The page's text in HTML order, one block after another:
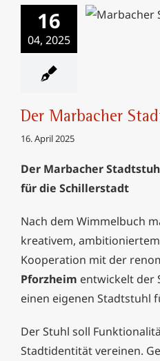
16
04, 2025
Der
Der Marbacher
16. April 2025
Der Marbacher
für die Schillerstadt
Nach dem Wimmelbuch
kreativem,
Kooperation mit der
Pforzheim entwickelt der
einen eigenen Stadtstuhl
Der Stuhl soll
Stadtidentität vereinen.